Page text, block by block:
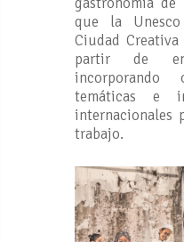
que la
Ciudad
partir de
incorporando
temáticas e
internacionales
trabajo.